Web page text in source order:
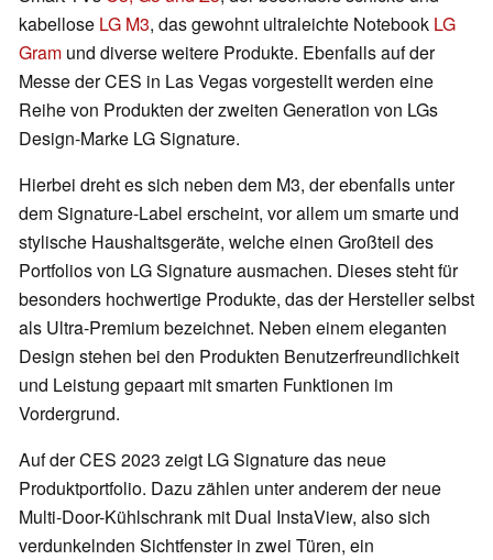
kabellose LG M3, das gewohnt ultraleichte Notebook LG
Gram und diverse weitere Produkte. Ebenfalls auf der
Messe der CES in Las Vegas vorgestellt werden eine
Reihe von Produkten der zweiten Generation von LGs
Design-Marke LG Signature.
Hierbei dreht es sich neben dem M3, der ebenfalls unter
dem Signature-Label erscheint, vor allem um smarte und
stylische Haushaltsgeräte, welche einen Großteil des
Portfolios von LG Signature ausmachen. Dieses steht für
besonders hochwertige Produkte, das der Hersteller selbst
als Ultra-Premium bezeichnet. Neben einem eleganten
Design stehen bei den Produkten Benutzerfreundlichkeit
und Leistung gepaart mit smarten Funktionen im
Vordergrund.
Auf der CES 2023 zeigt LG Signature das neue
Produktportfolio. Dazu zählen unter anderem der neue
Multi-Door-Kühlschrank mit Dual InstaView, also sich
verdunkelnden Sichtfenster in zwei Türen, ein